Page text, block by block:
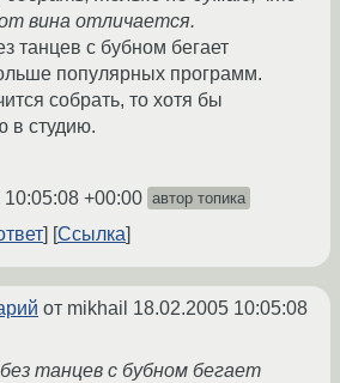
вина отличается.
танцев с бубном бегает
популярных программ.
собрать, то хотя бы
в студию.
+00:00 автор топика
Ссылка
от mikhail 18.02.2005 10:05:08
танцев с бубном бегает